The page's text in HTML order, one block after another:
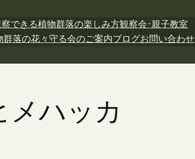
できる植物群落の楽しみ方観察会･親子教室
群落の花々守る会のご案内ブログお問い合わせ
ハッカ